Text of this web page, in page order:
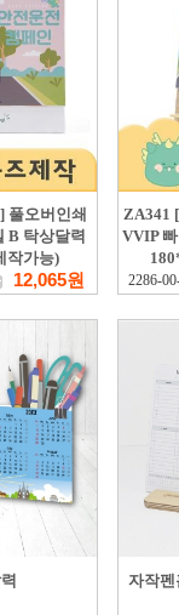
풀오버인쇄
B 탁상달력
작가능)
12,065원
ZA341
VVIP
2286-
자작펜